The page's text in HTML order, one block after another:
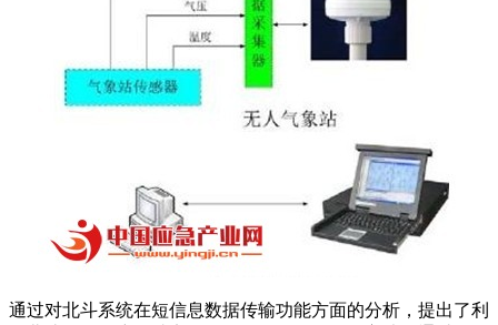
通过对北斗系统在短信息数据传输功能方面的分析，提出了利